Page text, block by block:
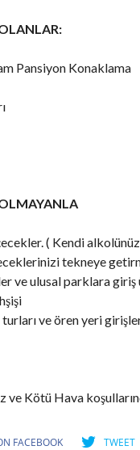
Pansiyon Konaklama
( Kendi
tekneye
ve ulusal parklara giriş
ve ören yeri
ve Kötü Hava
FACEBOOK TWEET